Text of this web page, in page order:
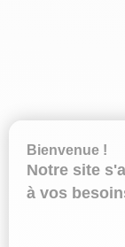
Plan du site -
Ce site